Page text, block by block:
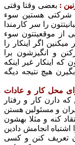
وقتا وقتی
سوء
سر کارمندا
سوء
اینکار را
برا
غیر اینکه
دیگه
و عادات
و رفتار
هستن
بهشون
دادین
و کسی